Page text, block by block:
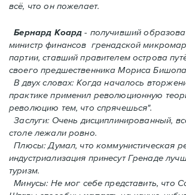
всё, что он пожелает.
Бернард Коард- получивший
министр финансов гренадской
партии, ставший правителем острова
своего предшественника Мориса
В двух словах: Когда началось
практике применил революционную
революцию тем, что спрячешься".
Заслуги: Очень дисциплинированный,
столе лежали ровно.
Плюсы: Думал, что коммунистическая
индустриализация принесут Гренадe
туризм.
Минусы: Не мог себе представить, что